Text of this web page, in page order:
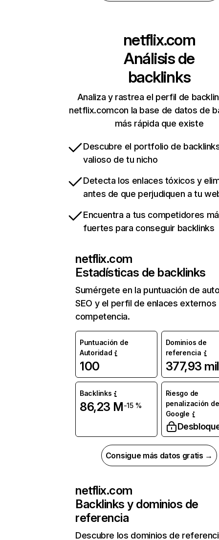
netflix.com
Análisis de
backlinks
Analiza y rastrea el perfil de
netflix.comcon la base de datos de
más rápida que existe
Descubre el portfolio de
valioso de tu nicho
Detecta los enlaces tóxicos y
antes de que perjudiquen a tu
Encuentra a tus competidores
fuertes para conseguir backlinks
netflix.com
Estadísticas de backlinks
Sumérgete en la puntuación de
SEO y el perfil de enlaces externos
competencia.
Puntuación de
Autoridad
100
Dominios de
referencia
377,93 mil
Backlinks
86,23 M-15 %
Riesgo de
penalización de
Google
Consigue más datos gratis →
netflix.com
Backlinks y dominios de
referencia
Descubre los dominios de